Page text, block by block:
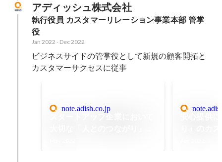
アディッシュ株式会社
執行役員 カスタマーリレーション事業本部 管掌
役
Jan 2022 - Dec 2022
ビジネスサイドの管掌役として新規の顧客開拓と
カスタマーサクセスに従事
note.adish.co.jp